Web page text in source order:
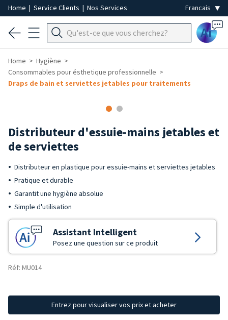
Home | Service Clients | Nos Services
Ai
Home
Hygiène
Consommables pour ésthetique professionnelle
Draps de bain et serviettes jetables pour traitements
Distributeur d'essuie-mains jetables et
de serviettes
Distributeur en plastique pour essuie-mains et serviettes jetables
Pratique et durable
Garantit une hygiène absolue
Simple d'utilisation
Assistant Intelligent
Posez une question sur ce produit
Réf: MU014
Entrez pour visualiser vos prix et acheter